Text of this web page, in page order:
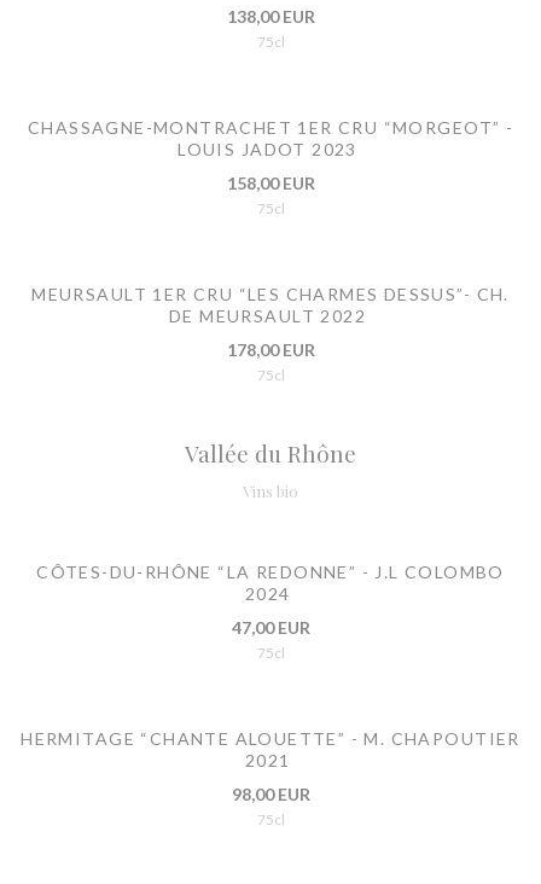
138,00 EUR
75cl
CHASSAGNE-MONTRACHET 1ER CRU “MORGEOT” -
LOUIS JADOT 2023
158,00 EUR
75cl
MEURSAULT 1ER CRU “LES CHARMES DESSUS”- CH.
DE MEURSAULT 2022
178,00 EUR
75cl
Vallée du Rhône
Vins bio
CÔTES-DU-RHÔNE “LA REDONNE” - J.L COLOMBO
2024
47,00 EUR
75cl
HERMITAGE “CHANTE ALOUETTE” - M. CHAPOUTIER
2021
98,00 EUR
75cl